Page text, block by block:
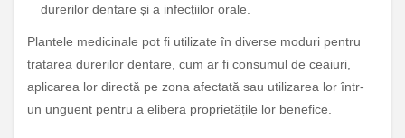
durerilor dentare și a infecțiilor orale.
Plantele medicinale pot fi utilizate în diverse moduri pentru
tratarea durerilor dentare, cum ar fi consumul de ceaiuri,
aplicarea lor directă pe zona afectată sau utilizarea lor într-
un unguent pentru a elibera proprietățile lor benefice.